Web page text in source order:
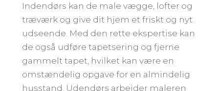
Indendørs kan de male vægge, lofter og
træværk og give dit hjem et friskt og nyt
udseende. Med den rette ekspertise kan
de også udføre tapetsering og fjerne
gammelt tapet, hvilket kan være en
omstændelig opgave for en almindelig
husstand. Udendørs arbejder maleren